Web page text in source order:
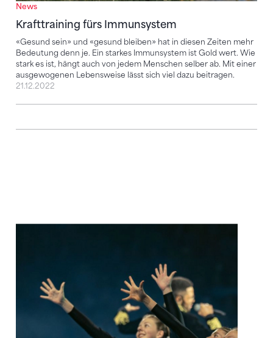
News
Krafttraining fürs Immunsystem
«Gesund sein» und «gesund bleiben» hat in diesen Zeiten mehr
Bedeutung denn je. Ein starkes Immunsystem ist Gold wert. Wie
stark es ist, hängt auch von jedem Menschen selber ab. Mit einer
ausgewogenen Lebensweise lässt sich viel dazu beitragen.
21.12.2022